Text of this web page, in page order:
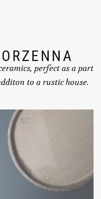
perfect as a part
to a rustic house.